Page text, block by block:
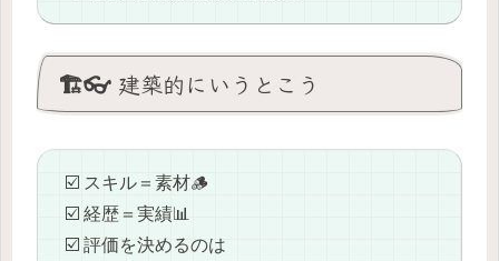
🏗️👓 建築的にいうとこう
☑️ スキル＝素材🪵
☑️ 経歴＝実績📊
☑️ 評価を決めるのは